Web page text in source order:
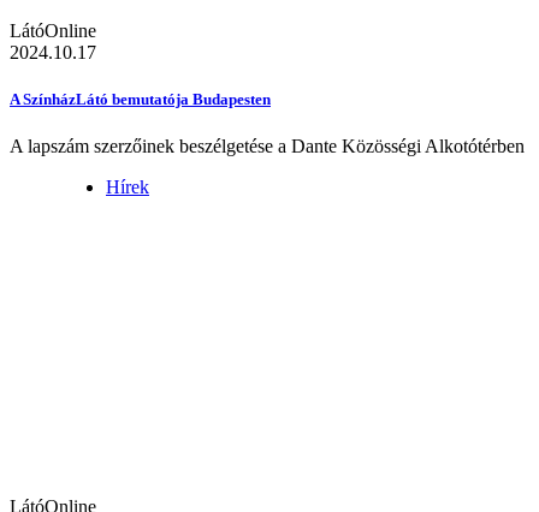
LátóOnline
2024.10.17
A SzínházLátó bemutatója Budapesten
A lapszám szerzőinek beszélgetése a Dante Közösségi Alkotótérben
Hírek
LátóOnline